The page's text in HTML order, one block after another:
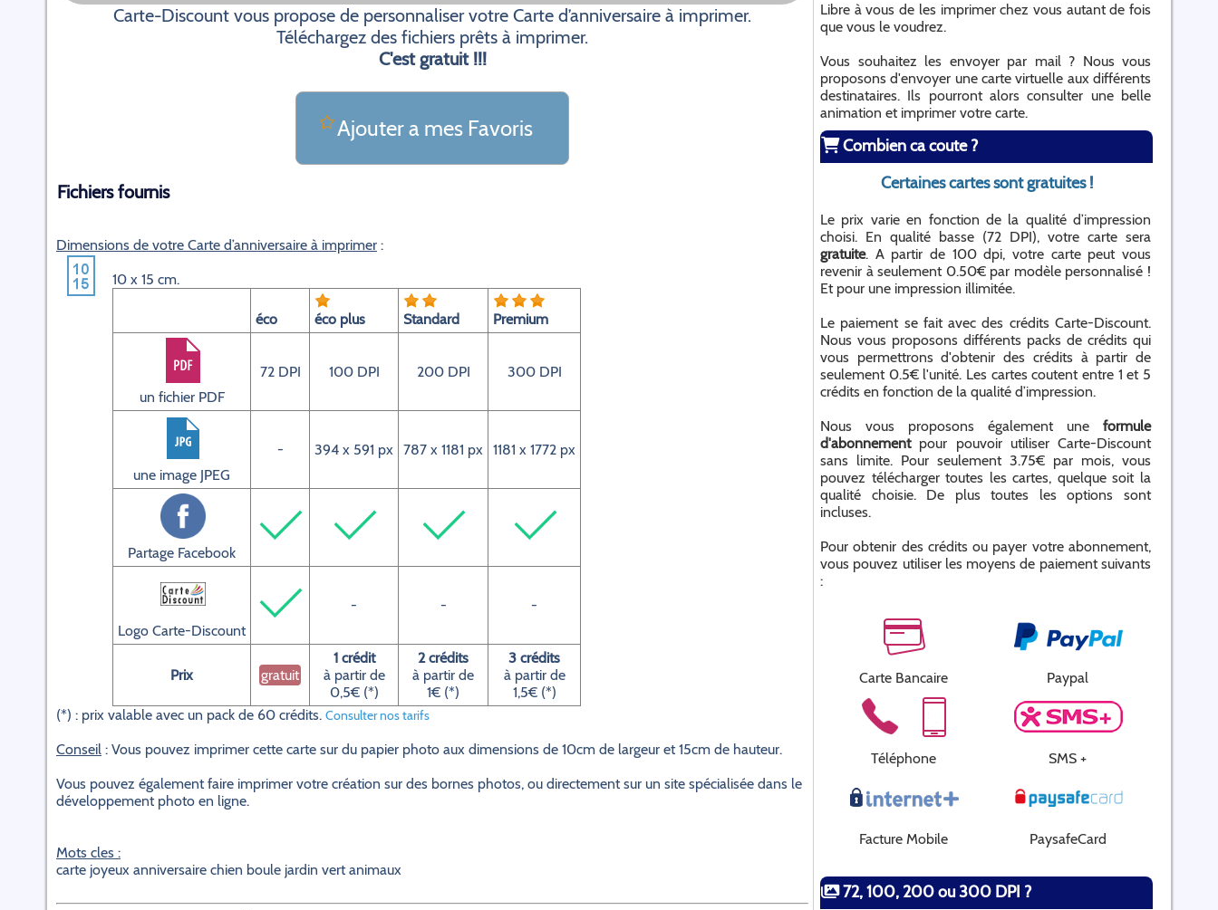
Carte-Discount vous propose de personnaliser votre Carte d’anniversaire à imprimer.
Téléchargez des fichiers prêts à imprimer.
C'est gratuit !!!
Ajouter a mes Favoris
Fichiers fournis
Dimensions de votre Carte d’anniversaire à imprimer :
10 x 15 cm.
éco éco plus Standard Premium
un fichier PDF
72 DPI 100 DPI 200 DPI 300 DPI
une image JPEG
- 394 x 591 px 787 x 1181 px 1181 x 1772 px
Partage Facebook
Logo Carte-Discount
- - -
Prix gratuit
1 crédit
à partir de
0,5€ (*)
2 crédits
à partir de
1€ (*)
3 crédits
à partir de
1,5€ (*)
(*) : prix valable avec un pack de 60 crédits. Consulter nos tarifs
Conseil : Vous pouvez imprimer cette carte sur du papier photo aux dimensions de 10cm de largeur et 15cm de hauteur.
Vous pouvez également faire imprimer votre création sur des bornes photos, ou directement sur un site spécialisée dans le
développement photo en ligne.
Mots cles :
carte joyeux anniversaire chien boule jardin vert animaux
Libre à vous de les imprimer chez vous autant de fois
que vous le voudrez.
Vous souhaitez les envoyer par mail ? Nous vous
proposons d'envoyer une carte virtuelle aux différents
destinataires. Ils pourront alors consulter une belle
animation et imprimer votre carte.
Combien ca coute ?
Certaines cartes sont gratuites !
Le prix varie en fonction de la qualité d’impression
choisi. En qualité basse (72 DPI), votre carte sera
gratuite. A partir de 100 dpi, votre carte peut vous
revenir à seulement 0.50€ par modèle personnalisé !
Et pour une impression illimitée.
Le paiement se fait avec des crédits Carte-Discount.
Nous vous proposons différents packs de crédits qui
vous permettrons d'obtenir des crédits à partir de
seulement 0.5€ l'unité. Les cartes coutent entre 1 et 5
crédits en fonction de la qualité d’impression.
Nous vous proposons également une formule
d'abonnementpour pouvoir utiliser Carte-Discount
sans limite. Pour seulement 3.75€ par mois, vous
pouvez télécharger toutes les cartes, quelque soit la
qualité choisie. De plus toutes les options sont
incluses.
Pour obtenir des crédits ou payer votre abonnement,
vous pouvez utiliser les moyens de paiement suivants
:
Carte Bancaire Paypal
Téléphone SMS +
Facture Mobile PaysafeCard
72, 100, 200 ou 300 DPI ?